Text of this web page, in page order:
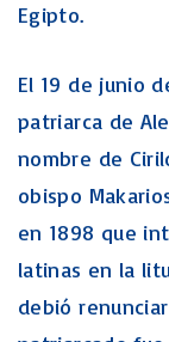
Egipto.
El 19 de junio
patriarca de
nombre de
obispo
en 1898 que
latinas en la
debió